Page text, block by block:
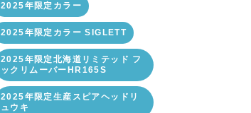
2025年限定カラー
2025年限定カラー SIGLETT
2025年限定北海道リミテッド フ
ックリムーバーHR165S
2025年限定生産スピアヘッドリ
ュウキ